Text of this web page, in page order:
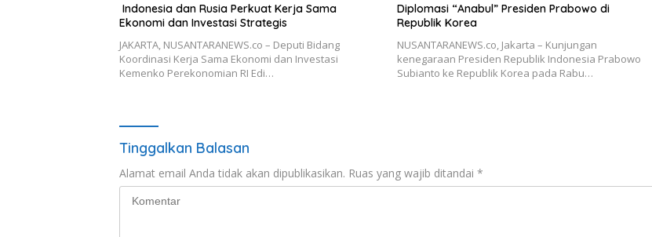
Indonesia dan Rusia Perkuat Kerja Sama
Ekonomi dan Investasi Strategis
JAKARTA, NUSANTARANEWS.co – Deputi Bidang
Koordinasi Kerja Sama Ekonomi dan Investasi
Kemenko Perekonomian RI Edi…
Diplomasi “Anabul” Presiden Prabowo di
Republik Korea
NUSANTARANEWS.co, Jakarta – Kunjungan
kenegaraan Presiden Republik Indonesia Prabowo
Subianto ke Republik Korea pada Rabu…
Tinggalkan Balasan
Alamat email Anda tidak akan dipublikasikan. Ruas yang wajib ditandai *